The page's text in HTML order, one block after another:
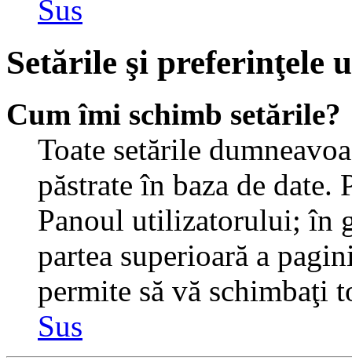
Sus
Setările şi preferinţele
Cum îmi schimb setările?
Toate setările
păstrate în baza de
Panoul utilizatorului; în
partea superioară a
permite să vă schimbaţi
Sus